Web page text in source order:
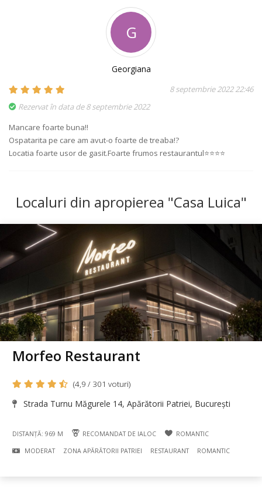
G
Georgiana
8 septembrie 2022 22:46
Rezervat în data de 8 septembrie 2022
Mancare foarte buna!!
Ospatarita pe care am avut-o foarte de treaba!?
Locatia foarte usor de gasit.Foarte frumos restaurantul⭐️⭐️⭐️⭐️
Localuri din apropierea "Casa Luica"
Morfeo Restaurant
(4,9 / 301 voturi)
Strada Turnu Măgurele 14, Apărătorii Patriei, București
DISTANȚĂ: 969 M RECOMANDAT DE IALOC ROMANTIC
MODERAT ZONA APĂRĂTORII PATRIEI RESTAURANT ROMANTIC